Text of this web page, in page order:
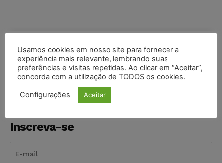
COMPARTILHE
Inscreva-se
Usamos cookies em nosso site para fornecer a
experiência mais relevante, lembrando suas
preferências e visitas repetidas. Ao clicar em “Aceitar”,
concorda com a utilização de TODOS os cookies.
Configurações Aceitar